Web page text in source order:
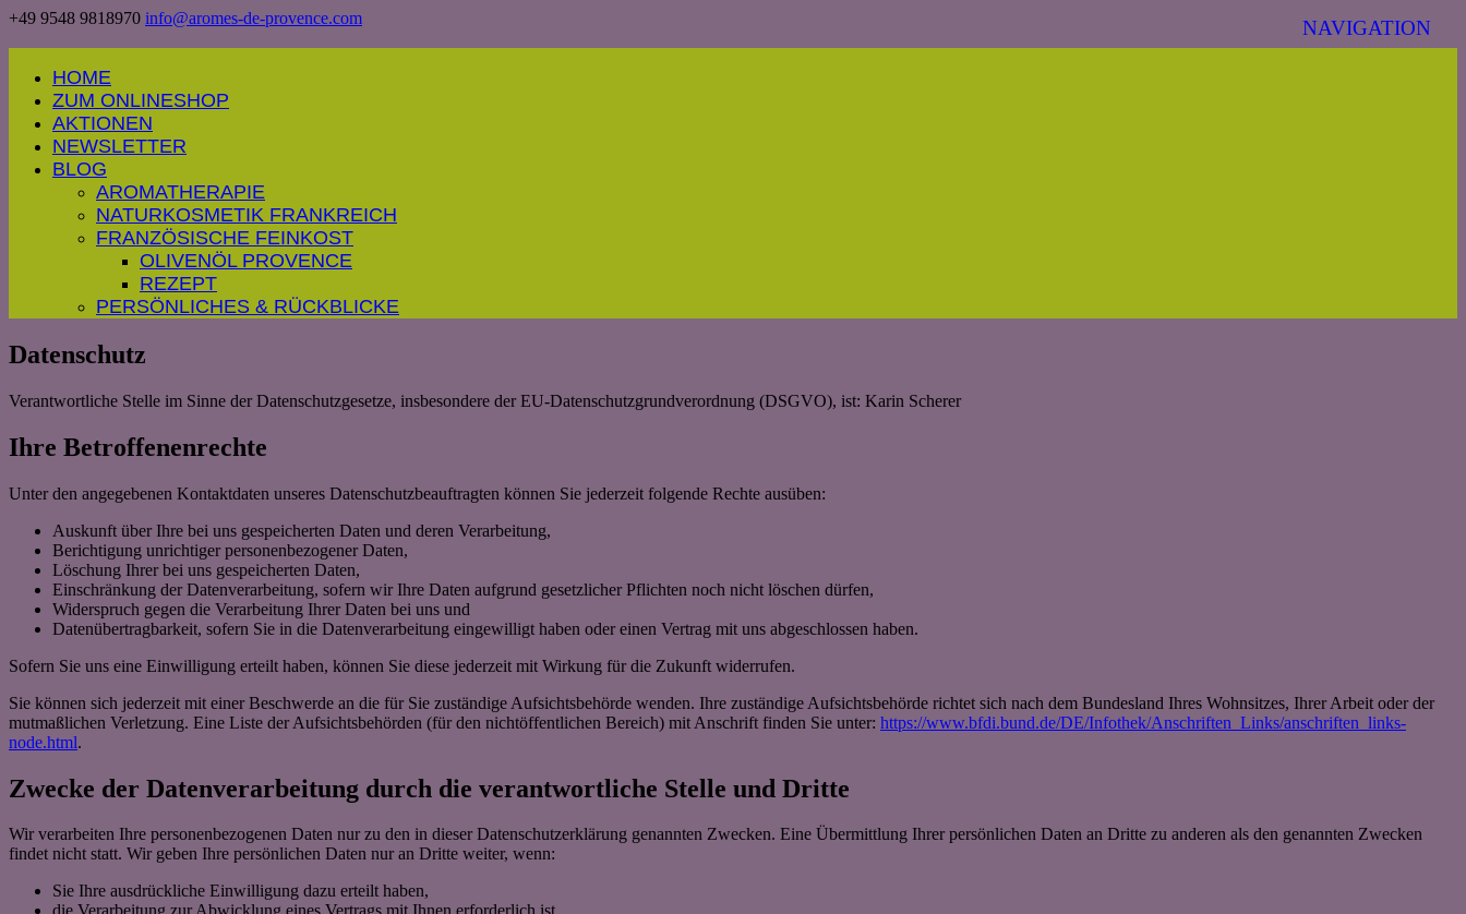
+49 9548 9818970 info@aromes-de-provence.com
HOME
ZUM ONLINESHOP
AKTIONEN
NEWSLETTER
BLOG
AROMATHERAPIE
NATURKOSMETIK FRANKREICH
FRANZÖSISCHE FEINKOST
OLIVENÖL PROVENCE
REZEPT
PERSÖNLICHES & RÜCKBLICKE
Datenschutz
Verantwortliche Stelle im Sinne der Datenschutzgesetze, insbesondere der EU-Datenschutzgrundverordnung (DSGVO), ist: Karin Scherer
Ihre Betroffenenrechte
Unter den angegebenen Kontaktdaten unseres Datenschutzbeauftragten können Sie jederzeit folgende Rechte ausüben:
Auskunft über Ihre bei uns gespeicherten Daten und deren Verarbeitung,
Berichtigung unrichtiger personenbezogener Daten,
Löschung Ihrer bei uns gespeicherten Daten,
Einschränkung der Datenverarbeitung, sofern wir Ihre Daten aufgrund gesetzlicher Pflichten noch nicht löschen dürfen,
Widerspruch gegen die Verarbeitung Ihrer Daten bei uns und
Datenübertragbarkeit, sofern Sie in die Datenverarbeitung eingewilligt haben oder einen Vertrag mit uns abgeschlossen haben.
Sofern Sie uns eine Einwilligung erteilt haben, können Sie diese jederzeit mit Wirkung für die Zukunft widerrufen.
Sie können sich jederzeit mit einer Beschwerde an die für Sie zuständige Aufsichtsbehörde wenden. Ihre zuständige Aufsichtsbehörde richtet sich nach dem Bundesland Ihres Wohnsitzes, Ihrer Arbeit oder der
mutmaßlichen Verletzung. Eine Liste der Aufsichtsbehörden (für den nichtöffentlichen Bereich) mit Anschrift finden Sie unter: https://www.bfdi.bund.de/DE/Infothek/Anschriften_Links/anschriften_links-
node.html.
Zwecke der Datenverarbeitung durch die verantwortliche Stelle und Dritte
Wir verarbeiten Ihre personenbezogenen Daten nur zu den in dieser Datenschutzerklärung genannten Zwecken. Eine Übermittlung Ihrer persönlichen Daten an Dritte zu anderen als den genannten Zwecken
findet nicht statt. Wir geben Ihre persönlichen Daten nur an Dritte weiter, wenn:
Sie Ihre ausdrückliche Einwilligung dazu erteilt haben,